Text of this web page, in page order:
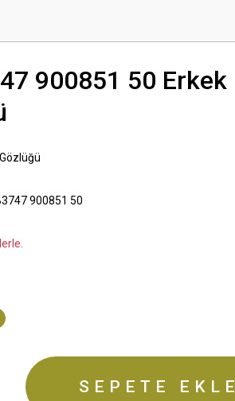
900851 50 Erkek
900851 50
SEPETE EKLE